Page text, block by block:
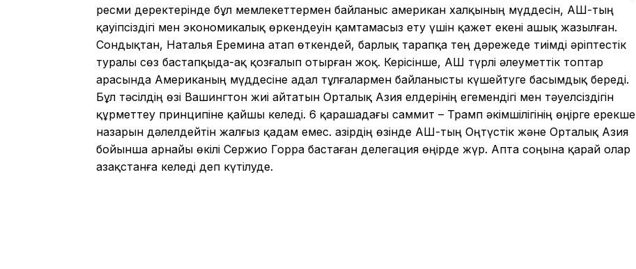
ресми деректерінде бұл мемлекеттермен байланыс американ халқының мүддесін, АҚШ-тың
қауіпсіздігі мен экономикалық өркендеуін қамтамасыз ету үшін қажет екені ашық жазылған.
Сондықтан, Наталья Еремина атап өткендей, барлық тарапқа тең дәрежеде тиімді әріптестік
туралы сөз бастапқыда-ақ қозғалып отырған жоқ. Керісінше, АҚШ түрлі әлеуметтік топтар
арасында Американың мүддесіне адал тұлғалармен байланысты күшейтуге басымдық береді.
Бұл тәсілдің өзі Вашингтон жиі айтатын Орталық Азия елдерінің егемендігі мен тәуелсіздігін
құрметтеу принципіне қайшы келеді. 6 қарашадағы саммит – Трамп әкімшілігінің өңірге ерекше
назарын дәлелдейтін жалғыз қадам емес. Қазірдің өзінде АҚШ-тың Оңтүстік және Орталық Азия
бойынша арнайы өкілі Сержио Горра бастаған делегация өңірде жүр. Апта соңына қарай олар
Қазақстанға келеді деп күтілуде.